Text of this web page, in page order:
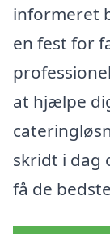
informeret
en fest for
at hjælpe
skridt i dag
få de